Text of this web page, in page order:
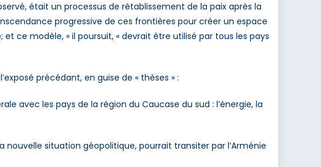
était un processus de rétablissement de la paix après la
progressive de ces frontières pour créer un espace
ce modèle, » il poursuit, « devrait être utilisé par tous les pays
précédant, en guise de « thèses » :
avec les pays de la région du Caucase du sud : l’énergie, la
situation géopolitique, pourrait transiter par l’Arménie